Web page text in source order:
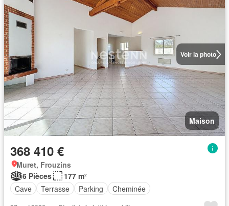
Voir la photo
Maison
368 410 €
Muret, Frouzins
6 Pièces
177 m²
Cave
Terrasse Parking Cheminée